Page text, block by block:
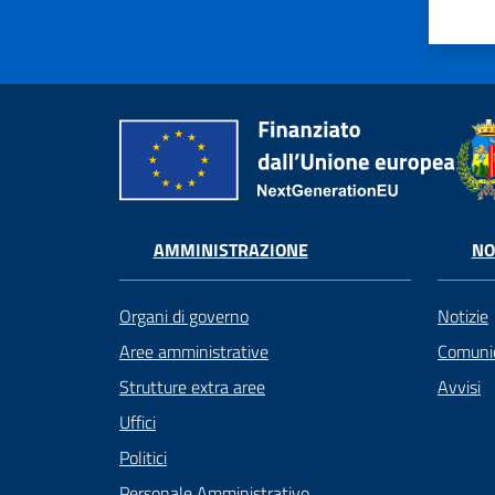
AMMINISTRAZIONE
Organi di governo
Aree amministrative
Strutture extra aree
Uffici
Politici
Notizie
Avvisi